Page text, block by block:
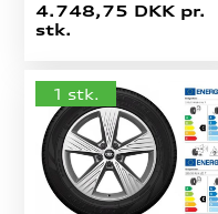
4.748,75 DKK pr.
stk.
1 stk.